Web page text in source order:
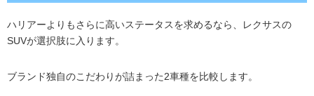
ハリアーよりもさらに高いステータスを求めるなら、レクサスの
SUVが選択肢に入ります。
ブランド独自のこだわりが詰まった2車種を比較します。